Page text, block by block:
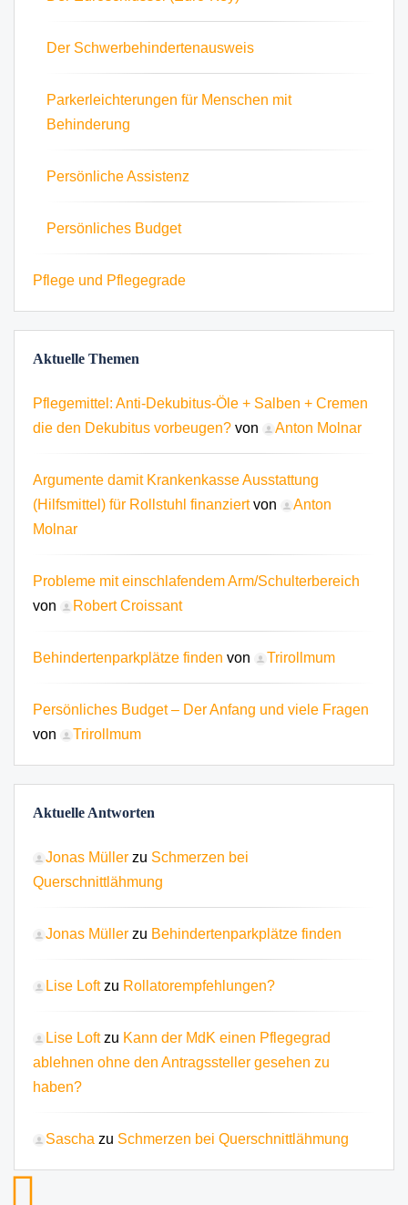
Der Schwerbehindertenausweis
Parkerleichterungen für Menschen mit
Behinderung
Persönliche Assistenz
Persönliches Budget
Pflege und Pflegegrade
Aktuelle Themen
Pflegemittel: Anti-Dekubitus-Öle + Salben + Cremen
die den Dekubitus vorbeugen? von Anton Molnar
Argumente damit Krankenkasse Ausstattung
(Hilfsmittel) für Rollstuhl finanziertvon
Anton
Molnar
Probleme mit einschlafendem Arm/Schulterbereich
von
Robert Croissant
Behindertenparkplätze finden von Trirollmum
Persönliches Budget – Der Anfang und viele Fragen
von
Trirollmum
Aktuelle Antworten
Jonas Müller zu Schmerzen bei
Querschnittlähmung
Jonas Müller zu Behindertenparkplätze finden
Lise Loftzu Rollatorempfehlungen?
Lise Loftzu Kann der MdK einen Pflegegrad
ablehnen ohne den Antragssteller gesehen zu
haben?
Sascha zu Schmerzen bei Querschnittlähmung